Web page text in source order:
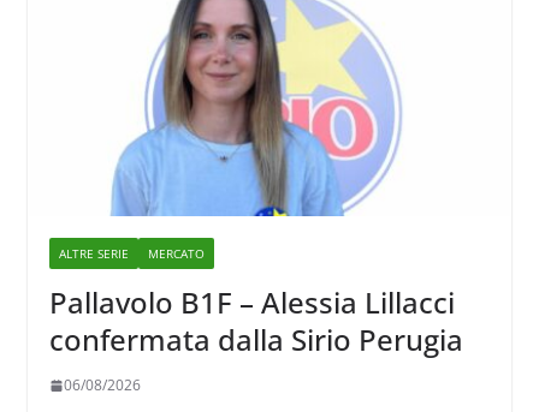
ALTRE SERIE MERCATO
Pallavolo B1F – Alessia Lillacci
confermata dalla Sirio Perugia
06/08/2026